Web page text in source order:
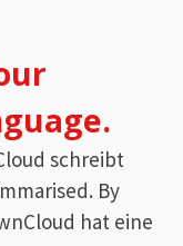
schreibt
By
hat eine